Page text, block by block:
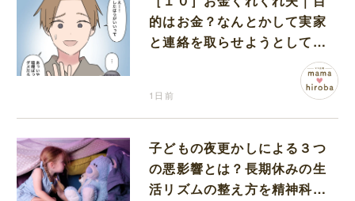
的はお金？なんとかして実家
と連絡を取らせようとしてく
1日前
子どもの夜更かしによる３つ
の悪影響とは？長期休みの生
活リズムの整え方を精神科医